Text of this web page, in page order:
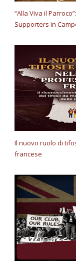
“Alla Viva il
Supporters in
Il nuovo ruolo di
francese